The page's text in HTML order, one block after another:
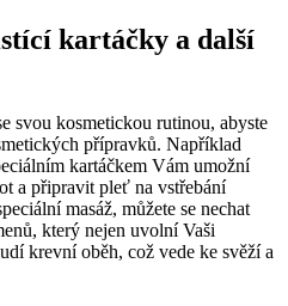
kartáčky a další
svou kosmetickou rutinou, abyste
přípravků. Například
kartáčkem Vám umožní
a připravit pleť na vstřebání
masáž, můžete se nechat
který nejen uvolní Vaši
krevní oběh, což vede ke svěží a